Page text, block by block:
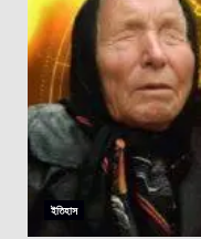
ইতিহাস